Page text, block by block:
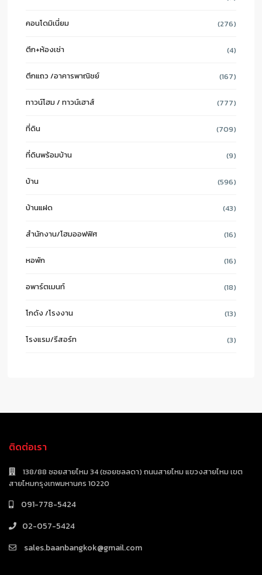
คอนโดมิเนี่ยม (276)
ตึก+ห้องเช่า (4)
ตึกแถว /อาคารพาณิชย์ (167)
ทาวน์โฮม / ทาวน์เฮาส์ (777)
ที่ดิน (709)
ที่ดินพร้อมบ้าน (9)
บ้าน (596)
บ้านแฝด (43)
สำนักงาน/โฮมออฟฟิศ (16)
หอพัก (16)
อพาร์ตเมนท์ (18)
โกดัง /โรงงาน (13)
โรงแรม/รีสอร์ท (3)
ติดต่อเรา
138/88 ซอยสายไหม 34 (ซอยชลลดา) ถนนสายไหม แขวงสายไหม เขต
สายไหมกรุงเทพมหานคร 10220
091-778-5424
02-057-5424
sales.baanbangkok@gmail.com